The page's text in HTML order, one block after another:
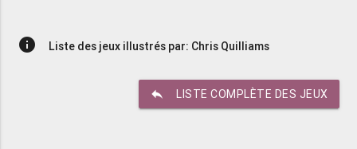
info Liste des jeux illustrés par: Chris Quilliams
reply LISTE COMPLÈTE DES JEUX